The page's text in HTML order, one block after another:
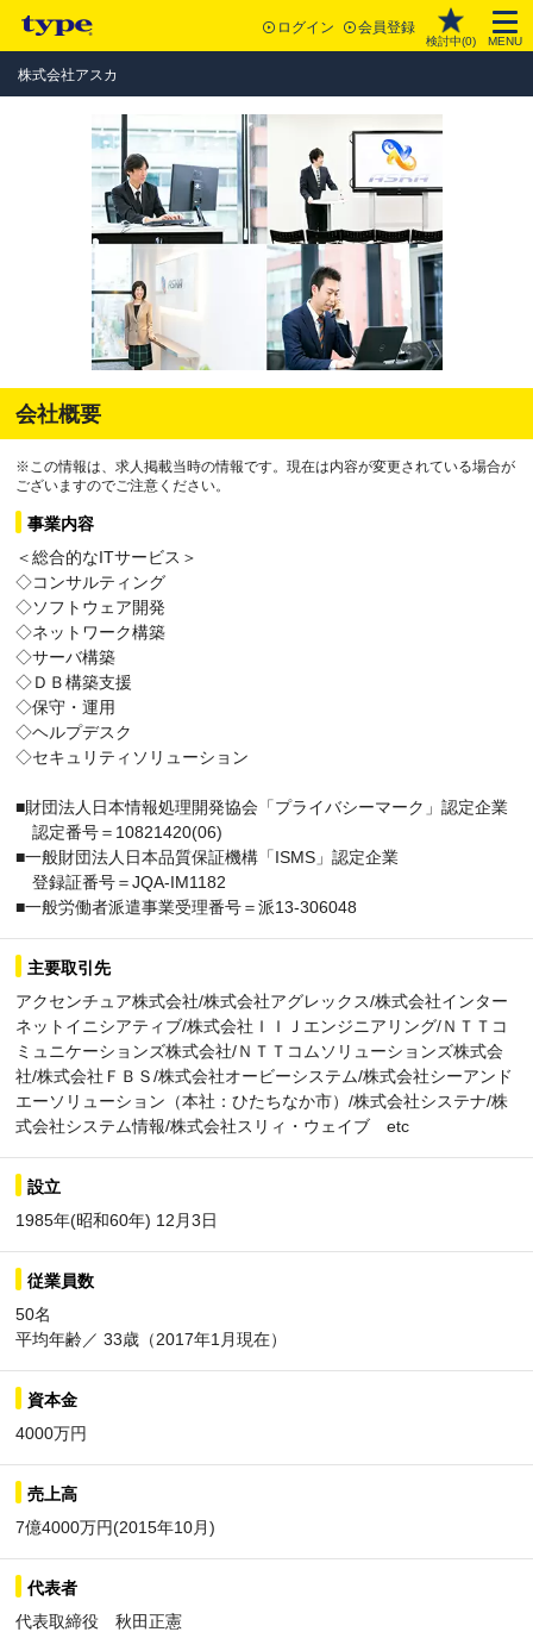
ログイン 会員登録
検討中(0) MENU
株式会社アスカ
会社概要
※この情報は、求人掲載当時の情報です。現在は内容が変更されている場合が
ございますのでご注意ください。
事業内容
＜総合的なITサービス＞
◇コンサルティング
◇ソフトウェア開発
◇ネットワーク構築
◇サーバ構築
◇ＤＢ構築支援
◇保守・運用
◇ヘルプデスク
◇セキュリティソリューション
■財団法人日本情報処理開発協会「プライバシーマーク」認定企業
認定番号＝10821420(06)
■一般財団法人日本品質保証機構「ISMS」認定企業
登録証番号＝JQA-IM1182
■一般労働者派遣事業受理番号＝派13-306048
主要取引先
アクセンチュア株式会社/株式会社アグレックス/株式会社インター
ネットイニシアティブ/株式会社ＩＩＪエンジニアリング/ＮＴＴコ
ミュニケーションズ株式会社/ＮＴＴコムソリューションズ株式会
社/株式会社ＦＢＳ/株式会社オービーシステム/株式会社シーアンド
エーソリューション（本社：ひたちなか市）/株式会社システナ/株
式会社システム情報/株式会社スリィ・ウェイブ etc
設立
1985年(昭和60年) 12月3日
従業員数
50名
平均年齢／ 33歳（2017年1月現在）
資本金
4000万円
売上高
7億4000万円(2015年10月)
代表者
代表取締役 秋田正憲